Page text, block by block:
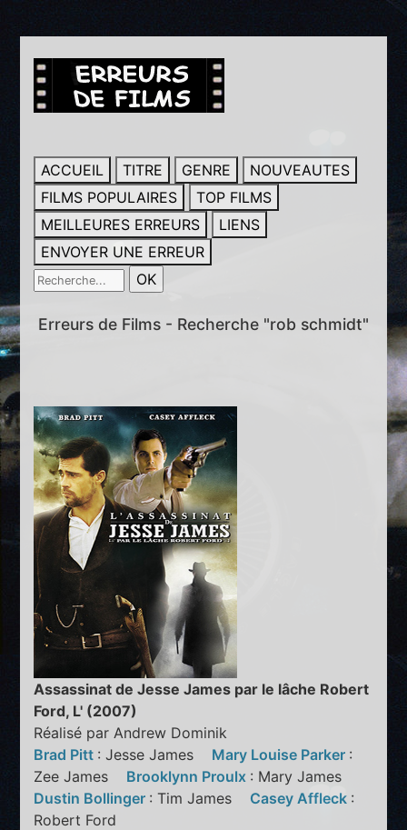
ACCUEIL TITRE GENRE
NOUVEAUTES
FILMS POPULAIRES
TOP FILMS
MEILLEURES ERREURS
LIENS
ENVOYER UNE ERREUR
Erreurs de Films - Recherche "rob schmidt"
Assassinat de Jesse James par le lâche Robert
Ford, L' (2007)
Réalisé par Andrew Dominik
Brad Pitt : Jesse James Mary Louise Parker :
Zee James Brooklynn Proulx : Mary James
Dustin Bollinger : Tim James Casey Affleck :
Robert Ford